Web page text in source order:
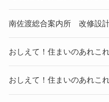
南佐渡総合案内所 改修設
おしえて！住まいのあれこ
おしえて！住まいのあれこ